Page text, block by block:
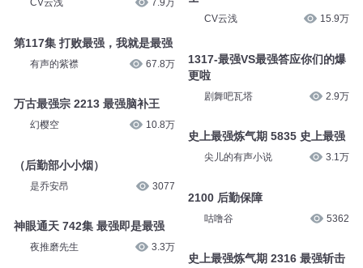
CV云浅 7.9万
第117集 打败最强，我就是最强
有声的紫襟 67.8万
万古最强宗 2213 最强脑补王
幻樱空 10.8万
（后勤部小小烟）
是乔安昂 3077
神眼通天 742集 最强即是最强
夜推磨先生 3.3万
CV云浅 15.9万
1317-最强VS最强答应你们的爆
更啦
剧舞吧瓦塔 2.9万
史上最强炼气期 5835 史上最强
尖儿的有声小说 3.1万
2100 后勤保障
咕噜谷 5362
史上最强炼气期 2316 最强斩击